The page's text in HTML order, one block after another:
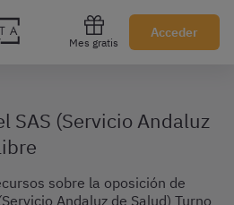
Mes gratis
Acceder
gratis
SAS (Servicio Andaluz
sobre la oposición de
Andaluz de Salud) Turno